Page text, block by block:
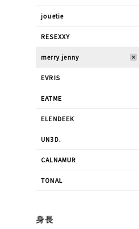
jouetie
RESEXXY
merry jenny
EVRIS
EATME
ELENDEEK
UN3D.
CALNAMUR
TONAL
身長